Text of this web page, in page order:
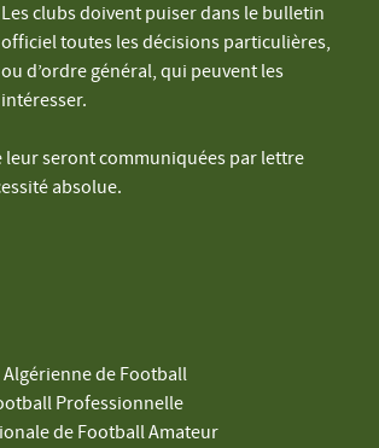
Les clubs doivent puiser dans le bulletin
officiel toutes les décisions particulières,
ou d’ordre général, qui peuvent les
intéresser.
leur seront communiquées par lettre
absolue.
de Football
Professionnelle
de Football Amateur